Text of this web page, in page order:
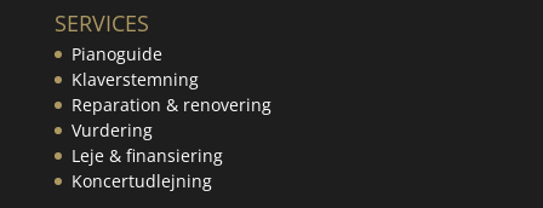
SERVICES
Pianoguide
Klaverstemning
Reparation & renovering
Vurdering
Leje & finansiering
Koncertudlejning